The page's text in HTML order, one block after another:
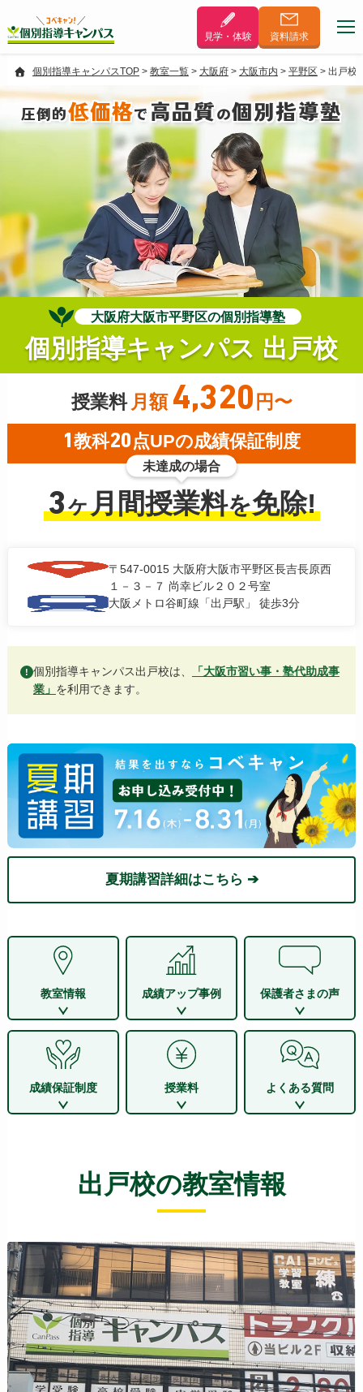
見学・体験 資料請求
個別指導キャンパスTOP> 教室一覧> 大阪府> 大阪市内 > 平野区 > 出戸校
圧倒的低価格で高品質の個別指導塾
大阪府大阪市平野区の個別指導塾
個別指導キャンパス 出戸校
授業料 月額 4,320 円〜
1 教科20 点UPの成績保証制度
未達成の場合
3ヶ月間授業料を免除!
〒547-0015 大阪府大阪市平野区長吉長原西
１－３－７ 尚幸ビル２０２号室
大阪メトロ谷町線「出戸駅」 徒歩3分
! 個別指導キャンパス出戸校は、
「大阪市習い事・塾代助成事
業」 を利用できます。
夏期講習詳細はこちら ➔
教室情報 成績アップ事例 保護者さまの声
成績保証制度 授業料 よくある質問
出戸校の教室情報